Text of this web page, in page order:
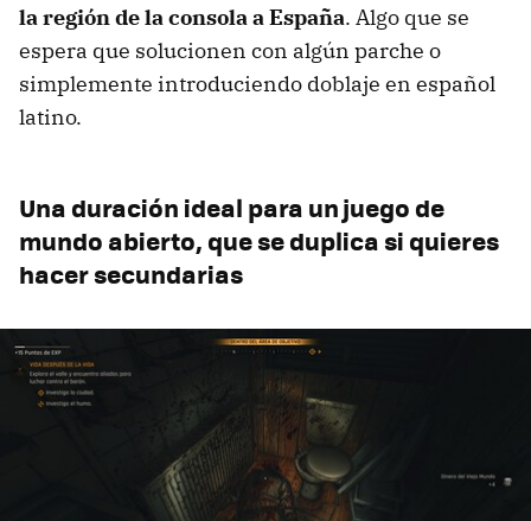
la región de la consola a España. Algo que se
espera que solucionen con algún parche o
simplemente introduciendo doblaje en español
latino.
Una duración ideal para un juego de
mundo abierto, que se duplica si quieres
hacer secundarias